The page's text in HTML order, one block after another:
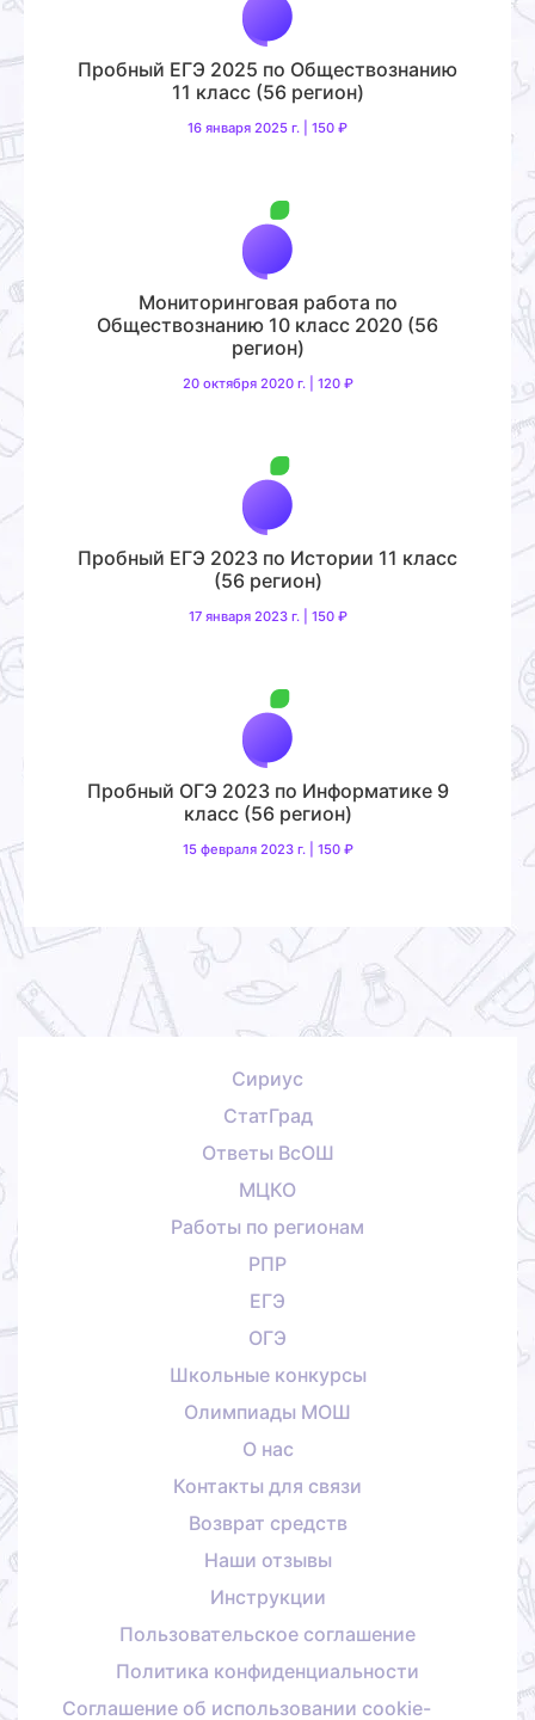
Пробный ЕГЭ 2025 по Обществознанию
11 класс (56 регион)
16 января 2025 г. | 150 ₽
Мониторинговая работа по
Обществознанию 10 класс 2020 (56
регион)
20 октября 2020 г. | 120 ₽
Пробный ЕГЭ 2023 по Истории 11 класс
(56 регион)
17 января 2023 г. | 150 ₽
Пробный ОГЭ 2023 по Информатике 9
класс (56 регион)
15 февраля 2023 г. | 150 ₽
Сириус
СтатГрад
Ответы ВсОШ
МЦКО
Работы по регионам
РПР
ЕГЭ
ОГЭ
Школьные конкурсы
Олимпиады МОШ
О нас
Контакты для связи
Возврат средств
Наши отзывы
Инструкции
Пользовательское соглашение
Политика конфиденциальности
Соглашение об использовании cookie-